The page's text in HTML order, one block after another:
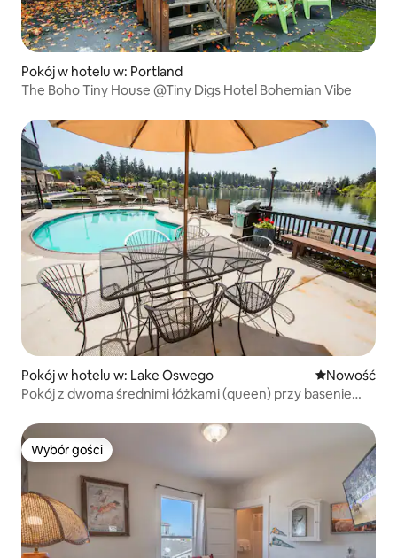
Pokój w hotelu w: Portland
The Boho Tiny House @Tiny Digs Hotel Bohemian Vibe
Pokój w hotelu w: Lake Oswego Nowe
Nowość
Pokój z dwoma średnimi łóżkami (queen) przy basenie
Wybór gości
Wybór gości